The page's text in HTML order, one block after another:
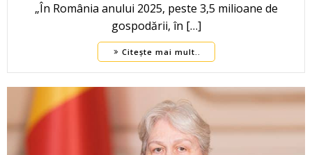
„În România anului 2025, peste 3,5 milioane de
gospodării, în […]
Citește mai mult..